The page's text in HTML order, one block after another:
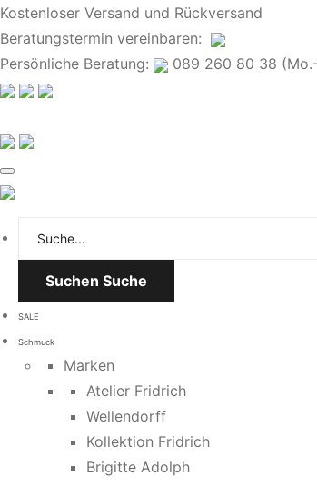
Kostenloser Versand und Rückversand
Beratungstermin vereinbaren:
Persönliche Beratung:
089 260 80 38 (Mo.-
Suchen Suche
SALE
Schmuck
Marken
Atelier Fridrich
Wellendorff
Kollektion Fridrich
Brigitte Adolph